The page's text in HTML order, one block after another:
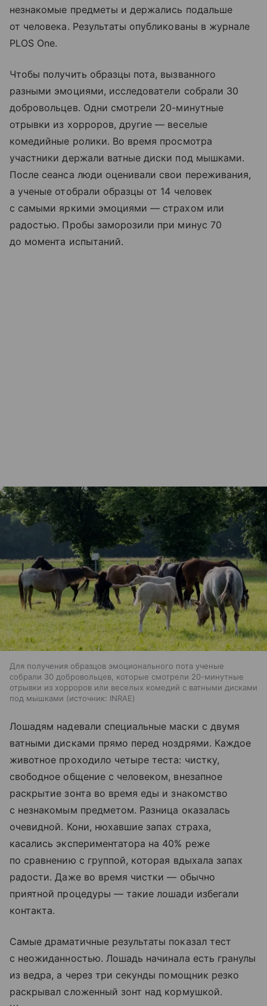
незнакомые предметы и держались подальше
от человека. Результаты опубликованы в журнале
PLOS One.
Чтобы получить образцы пота, вызванного
разными эмоциями, исследователи собрали 30
добровольцев. Одни смотрели 20-минутные
отрывки из хорроров, другие — веселые
комедийные ролики. Во время просмотра
участники держали ватные диски под мышками.
После сеанса люди оценивали свои переживания,
а ученые отобрали образцы от 14 человек
с самыми яркими эмоциями — страхом или
радостью. Пробы заморозили при минус 70
до момента испытаний.
Для получения образцов эмоционального пота ученые
собрали 30 добровольцев, которые смотрели 20-минутные
отрывки из хорроров или веселых комедий с ватными дисками
под мышками
источник: INRAE
Лошадям надевали специальные маски с двумя
ватными дисками прямо перед ноздрями. Каждое
животное проходило четыре теста: чистку,
свободное общение с человеком, внезапное
раскрытие зонта во время еды и знакомство
с незнакомым предметом. Разница оказалась
очевидной. Кони, нюхавшие запах страха,
касались экспериментатора на 40% реже
по сравнению с группой, которая вдыхала запах
радости. Даже во время чистки — обычно
приятной процедуры — такие лошади избегали
контакта.
Самые драматичные результаты показал тест
с неожиданностью. Лошадь начинала есть гранулы
из ведра, а через три секунды помощник резко
раскрывал сложенный зонт над кормушкой.